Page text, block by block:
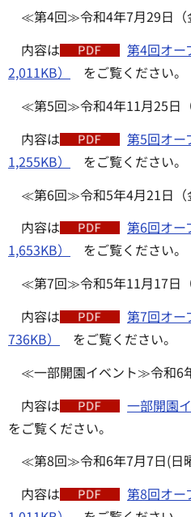
≪第4回≫令和4年7月29日（
内容は
第4回オー
2,011KB）
をご覧ください。
≪第5回≫令和4年11月25日
内容は
第5回オー
1,255KB）
をご覧ください。
≪第6回≫令和5年4月21日（
内容は
第6回オー
1,653KB）
をご覧ください。
≪第7回≫令和5年11月17日
内容は
第7回オー
736KB）
をご覧ください。
≪一部開園イベント≫令和6
内容は
一部開園
をご覧ください。
≪第8回≫令和6年7月7日(日
内容は
第8回オー